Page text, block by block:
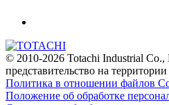
© 2010-2026 Totachi Industrial
представительство на
Политика в отношении файлов
Положение об обработке